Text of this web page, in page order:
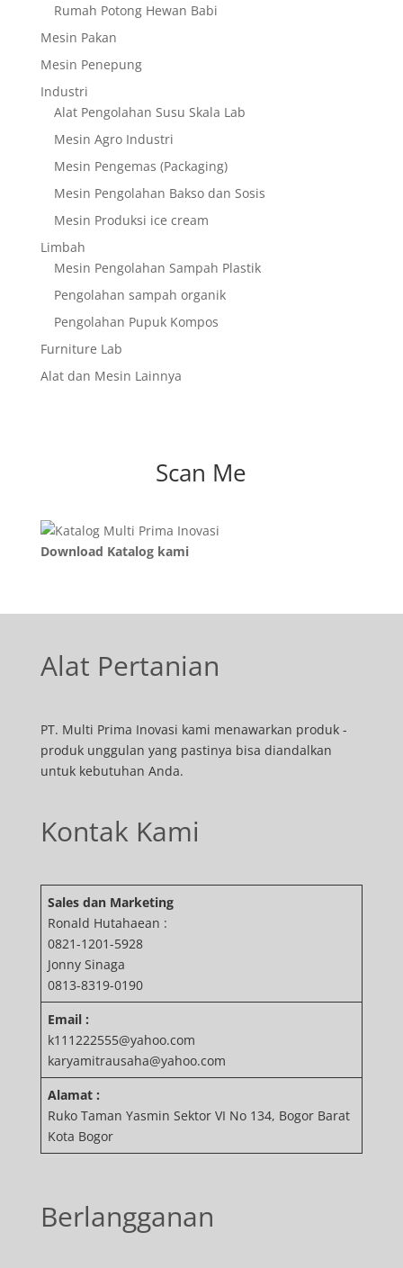
Rumah Potong Hewan Babi
Mesin Pakan
Mesin Penepung
Industri
Alat Pengolahan Susu Skala Lab
Mesin Agro Industri
Mesin Pengemas (Packaging)
Mesin Pengolahan Bakso dan Sosis
Mesin Produksi ice cream
Limbah
Mesin Pengolahan Sampah Plastik
Pengolahan sampah organik
Pengolahan Pupuk Kompos
Furniture Lab
Alat dan Mesin Lainnya
Scan Me
Download Katalog kami
Alat Pertanian
PT. Multi Prima Inovasi kami menawarkan produk -
produk unggulan yang pastinya bisa diandalkan
untuk kebutuhan Anda.
Kontak Kami
Sales dan Marketing
Ronald Hutahaean :
0821-1201-5928
Jonny Sinaga
0813-8319-0190
Email :
k111222555@yahoo.com
karyamitrausaha@yahoo.com
Alamat :
Ruko Taman Yasmin Sektor VI No 134, Bogor Barat
Kota Bogor
Berlangganan